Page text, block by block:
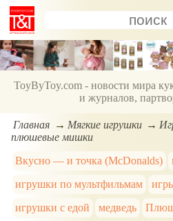
ToyByToy.com - новости мира
и журналов,
Главная Мягкие игрушки
плюшевые мишки
Вкусно — и точка (McDonalds)
игрушки по мультфильмам
игрушки с едой
медведь